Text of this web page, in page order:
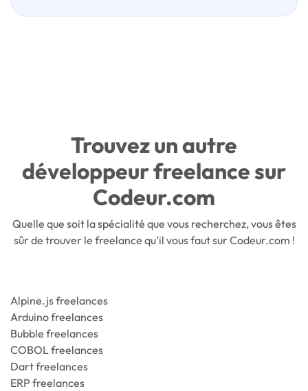
Trouvez un autre
développeur freelance sur
Codeur.com
Quelle que soit la spécialité que vous recherchez, vous êtes
sûr de trouver le freelance qu’il vous faut sur Codeur.com !
Alpine.js freelances
Arduino freelances
Bubble freelances
COBOL freelances
Dart freelances
ERP freelances